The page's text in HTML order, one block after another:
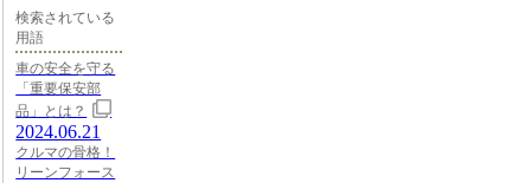
検索されている
用語
車の安全を守る
「重要保安部
品」とは？
2024.06.21
クルマの骨格！
リーンフォース